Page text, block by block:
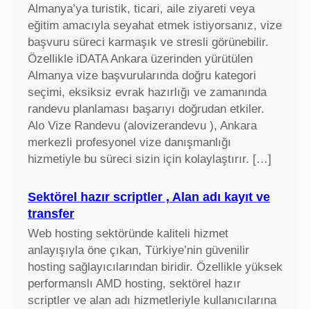
Almanya’ya turistik, ticari, aile ziyareti veya
eğitim amacıyla seyahat etmek istiyorsanız, vize
başvuru süreci karmaşık ve stresli görünebilir.
Özellikle iDATA Ankara üzerinden yürütülen
Almanya vize başvurularında doğru kategori
seçimi, eksiksiz evrak hazırlığı ve zamanında
randevu planlaması başarıyı doğrudan etkiler.
Alo Vize Randevu (alovizerandevu ), Ankara
merkezli profesyonel vize danışmanlığı
hizmetiyle bu süreci sizin için kolaylaştırır. […]
Sektörel hazır scriptler , Alan adı kayıt ve
transfer
Web hosting sektöründe kaliteli hizmet
anlayışıyla öne çıkan, Türkiye’nin güvenilir
hosting sağlayıcılarından biridir. Özellikle yüksek
performanslı AMD hosting, sektörel hazır
scriptler ve alan adı hizmetleriyle kullanıcılarına